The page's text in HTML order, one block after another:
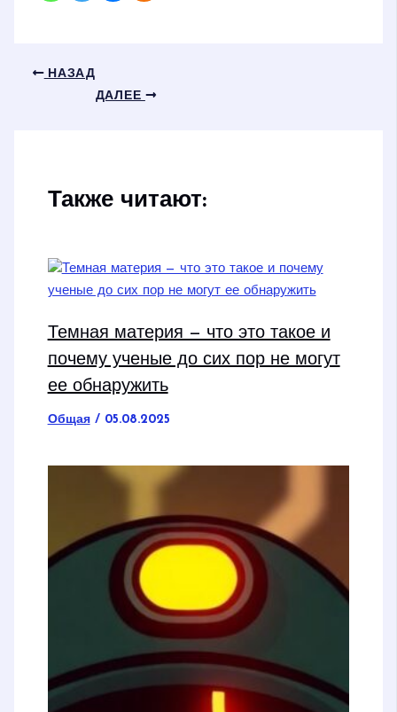
НАЗАД
ДАЛЕЕ
Также читают:
Темная материя — что это такое и
почему ученые до сих пор не могут
ее обнаружить
Общая/ 05.08.2025